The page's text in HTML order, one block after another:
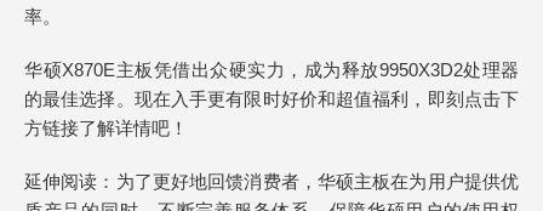
率。
华硕X870E主板凭借出众硬实力，成为释放9950X3D2处理器
的最佳选择。现在入手更有限时好价和超值福利，即刻点击下
方链接了解详情吧！
延伸阅读：为了更好地回馈消费者，华硕主板在为用户提供优